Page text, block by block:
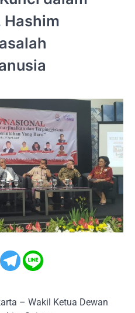
Hashim
– Wakil Ketua Dewan